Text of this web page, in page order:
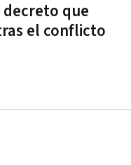
decreto que
el conflicto